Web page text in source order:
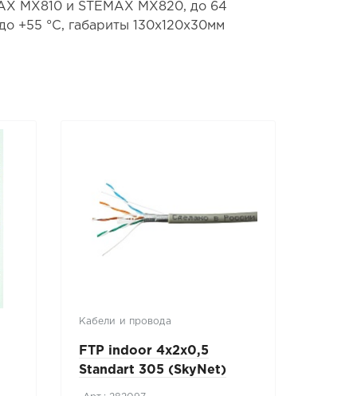
MX810 и STEMAX MX820, до 64
+55 °С, габариты 130х120х30мм
Кабели и провода
FTP indoor 4x2x0,5
Standart 305 (SkyNet)